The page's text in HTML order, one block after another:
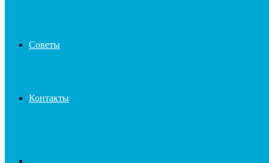
Советы
Контакты